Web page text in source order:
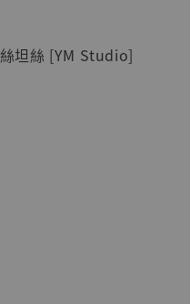
坦絲 [YM Studio]